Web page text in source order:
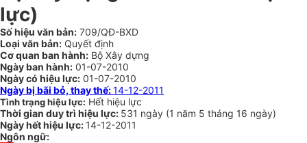
lực)
Số hiệu văn bản: 709/QĐ-BXD
Loại văn bản: Quyết định
Cơ quan ban hành: Bộ Xây dựng
Ngày ban hành: 01-07-2010
Ngày có hiệu lực: 01-07-2010
Ngày bị bãi bỏ, thay thế:14-12-2011
Tình trạng hiệu lực: Hết hiệu lực
Thời gian duy trì hiệu lực: 531 ngày (1 năm 5 tháng 16 ngày)
Ngày hết hiệu lực: 14-12-2011
Ngôn ngữ: